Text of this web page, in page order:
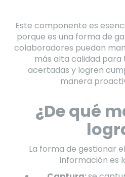
Este componente es
porque es una forma de
colaboradores puedan
más alta calidad para
acertadas y logren
manera
¿De qué
La forma de gestionar
información es